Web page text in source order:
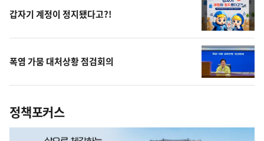
갑자기 계정이 정지됐다고?!
폭염 가뭄 대처상황 점검회의
정책포커스